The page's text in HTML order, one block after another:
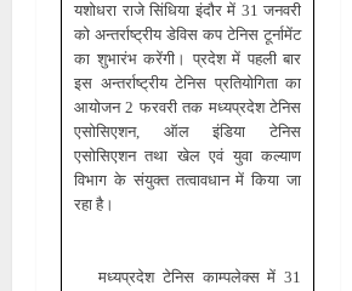
यशोधरा राजे सिंधिया इंदौर में 31 जनवरी
को अन्तर्राष्ट्रीय डेविस कप टेनिस टूर्नामेंट
का शुभारंभ करेंगी। प्रदेश में पहली बार
इस अन्तर्राष्ट्रीय टेनिस प्रतियोगिता का
आयोजन 2 फरवरी तक मध्यप्रदेश टेनिस
एसोसिएशन, ऑल इंडिया टेनिस
एसोसिएशन तथा खेल एवं युवा कल्याण
विभाग के संयुक्त तत्वावधान में किया जा
रहा है।
मध्यप्रदेश टेनिस काम्पलेक्स में 31